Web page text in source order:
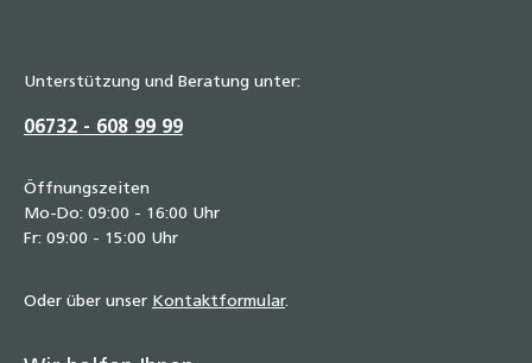
Unterstützung und Beratung unter:
06732 - 608 99 99
Öffnungszeiten
Mo-Do: 09:00 - 16:00 Uhr
Fr: 09:00 - 15:00 Uhr
Oder über unser Kontaktformular.